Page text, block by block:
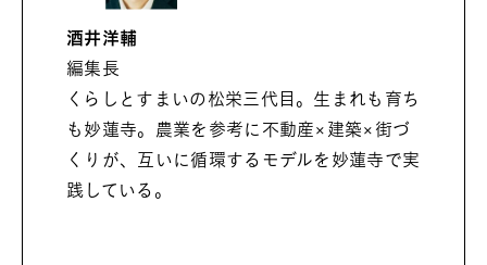
酒井洋輔
編集長
くらしとすまいの松栄三代目。生まれも育ち
も妙蓮寺。農業を参考に不動産×建築×街づ
くりが、互いに循環するモデルを妙蓮寺で実
践している。